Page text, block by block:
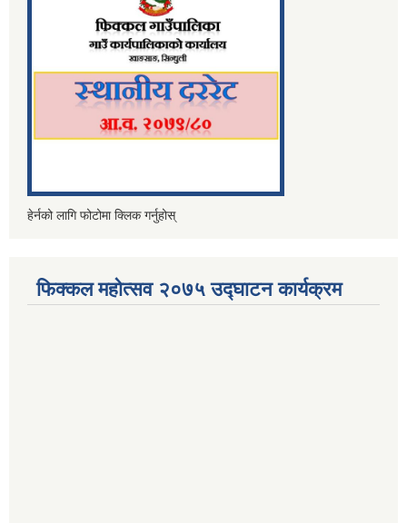
हेर्नको लागि फोटोमा क्लिक गर्नुहोस्
फिक्कल महोत्सव २०७५ उद्घाटन कार्यक्रम